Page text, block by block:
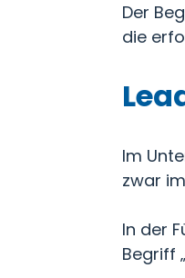
Der
die
Im
zwar
In der
Begriff